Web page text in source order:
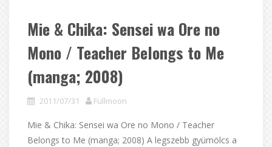
Mie & Chika: Sensei wa Ore no
Mono / Teacher Belongs to Me
(manga; 2008)
2011/07/31 Fullmoon
Mie & Chika: Sensei wa Ore no Mono / Teacher
Belongs to Me (manga; 2008) A legszebb gyümölcs a